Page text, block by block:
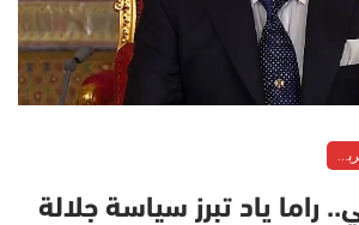
راما ياد تبرز سياسة جلالة